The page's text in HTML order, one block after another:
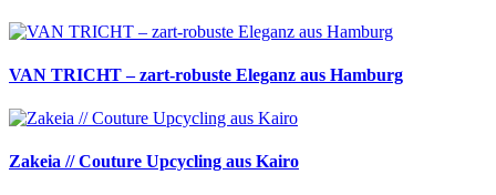
VAN TRICHT – zart-robuste Eleganz aus Hamburg
Zakeia // Couture Upcycling aus Kairo